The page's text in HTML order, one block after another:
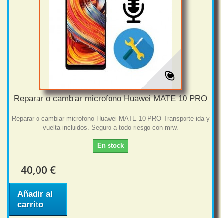
Reparar o cambiar microfono Huawei MATE 10 PRO
Reparar o cambiar microfono Huawei MATE 10 PRO Transporte ida y
vuelta incluidos. Seguro a todo riesgo con mrw.
En stock
40,00 €
Añadir al
carrito